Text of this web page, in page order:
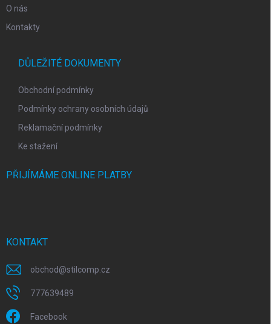
O nás
Kontakty
DŮLEŽITÉ DOKUMENTY
Obchodní podmínky
Podmínky ochrany osobních údajů
Reklamační podmínky
Ke stažení
PŘIJÍMÁME ONLINE PLATBY
KONTAKT
obchod@stilcomp.cz
777639489
Facebook